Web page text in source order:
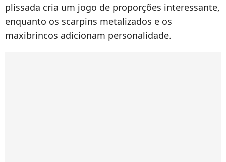
plissada cria um jogo de proporções interessante,
enquanto os scarpins metalizados e os
maxibrincos adicionam personalidade.